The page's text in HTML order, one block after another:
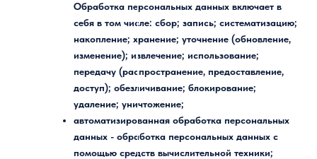
Обработка персональных данных включает в
себя в том числе: сбор; запись; систематизацию;
накопление; хранение; уточнение (обновление,
изменение); извлечение; использование;
передачу (распространение, предоставление,
доступ); обезличивание; блокирование;
удаление; уничтожение;
автоматизированная обработка персональных
данных - обработка персональных данных с
помощью средств вычислительной техники;